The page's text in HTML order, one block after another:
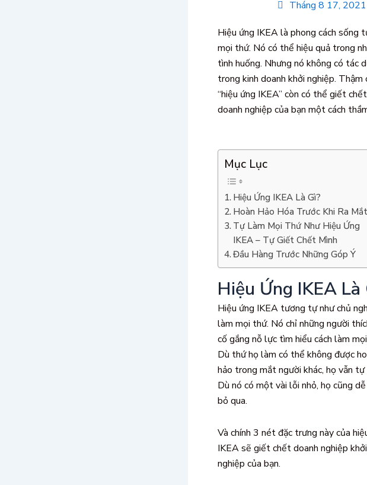
Tháng 8 17, 2021
Hiệu ứng IKEA là phong cách sống
mọi thứ. Nó có thể hiệu quả trong
tình huống. Nhưng nó không có tác
trong kinh doanh khởi nghiệp. Thậm
“hiệu ứng IKEA” còn có thể giết chết
doanh nghiệp của bạn một cách
Mục Lục
Hiệu Ứng IKEA Là Gì?
Hoàn Hảo Hóa Trước Khi Ra Mắt
Tự Làm Mọi Thứ Như Hiệu Ứng
IKEA – Tự Giết Chết Mình
Đầu Hàng Trước Những Góp Ý
Hiệu Ứng IKEA Là
Hiệu ứng IKEA tương tự như chủ
làm mọi thứ. Nó chỉ những người
cố gắng nỗ lực tìm hiểu cách làm
Dù thứ họ làm có thể không được
hảo trong mắt người khác, họ vẫn tự
Dù nó có một vài lỗi nhỏ, họ cũng
bỏ qua.
Và chính 3 nét đặc trưng này của
IKEA sẽ giết chết doanh nghiệp khởi
nghiệp của bạn.